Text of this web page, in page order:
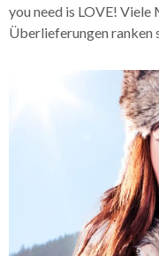
you need is LOVE! Viele
Überlieferungen ranken